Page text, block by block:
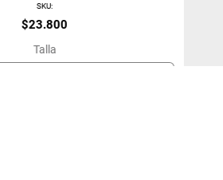
SKU:
$23.800
Talla